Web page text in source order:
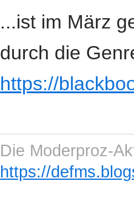
...ist im März
durch die
https://
Die Moderproz-
https://